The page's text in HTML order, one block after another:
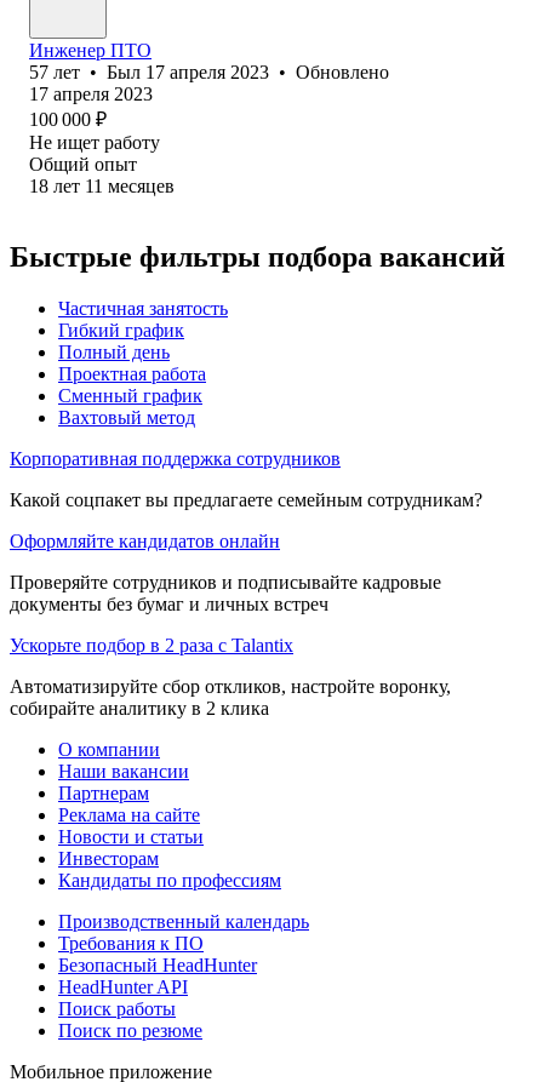
Инженер ПТО
57 лет • Был 17 апреля 2023 • Обновлено
17 апреля 2023
100 000 ₽
Не ищет работу
Общий опыт
18 лет 11 месяцев
Быстрые фильтры подбора вакансий
Частичная занятость
Гибкий график
Полный день
Проектная работа
Сменный график
Вахтовый метод
Корпоративная поддержка сотрудников
Какой соцпакет вы предлагаете семейным сотрудникам?
Оформляйте кандидатов онлайн
Проверяйте сотрудников и подписывайте кадровые
документы без бумаг и личных встреч
Ускорьте подбор в 2 раза с Talantix
Автоматизируйте сбор откликов, настройте воронку,
собирайте аналитику в 2 клика
О компании
Наши вакансии
Партнерам
Реклама на сайте
Новости и статьи
Инвесторам
Кандидаты по профессиям
Производственный календарь
Требования к ПО
Безопасный HeadHunter
HeadHunter API
Поиск работы
Поиск по резюме
Мобильное приложение